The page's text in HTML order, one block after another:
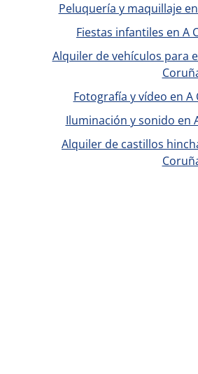
Peluquería y maquillaje
Fiestas infantiles en A
Alquiler de vehículos para
Fotografía y vídeo en A
Iluminación y sonido en
Alquiler de castillos